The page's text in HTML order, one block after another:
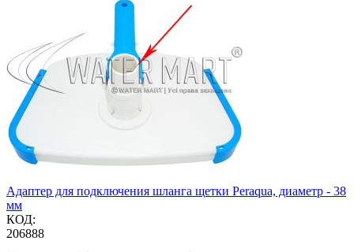
Адаптер для подключения шланга щетки Peraqua, диаметр - 38
мм
КОД:
206888